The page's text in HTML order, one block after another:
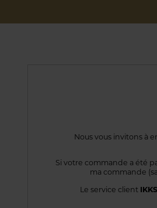
Nous vous invitons à
Si votre commande a été
ma commande
Le service client IKKS